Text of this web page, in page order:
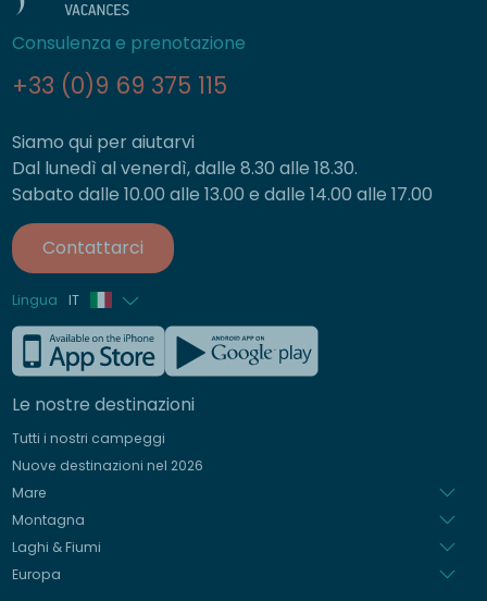
Consulenza e prenotazione
+33 (0)9 69 375 115
Siamo qui per aiutarvi
Dal lunedì al venerdì, dalle 8.30 alle 18.30.
Sabato dalle 10.00 alle 13.00 e dalle 14.00 alle 17.00
Contattarci
Lingua IT
Francese
Inglese
Tedesco
Spagnolo
Le nostre destinazioni
Tutti i nostri campeggi
Nuove destinazioni nel 2026
Mare
Montagna
Laghi & Fiumi
Europa